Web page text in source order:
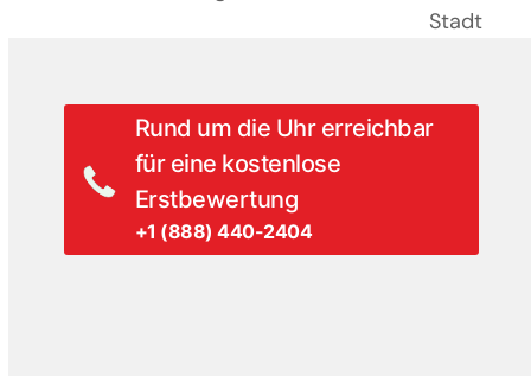
Stadt
Rund um die Uhr erreichbar
für eine kostenlose
Erstbewertung
+1 (888) 440-2404